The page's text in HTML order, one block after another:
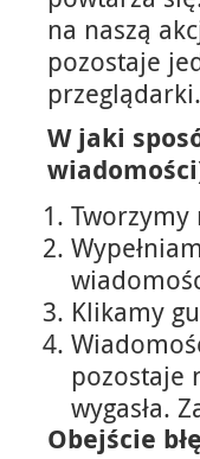
na naszą
pozostaje
przeglądarki.
W jaki
Tworzymy
Klikamy
pozostaje
wygasła.
Obejście